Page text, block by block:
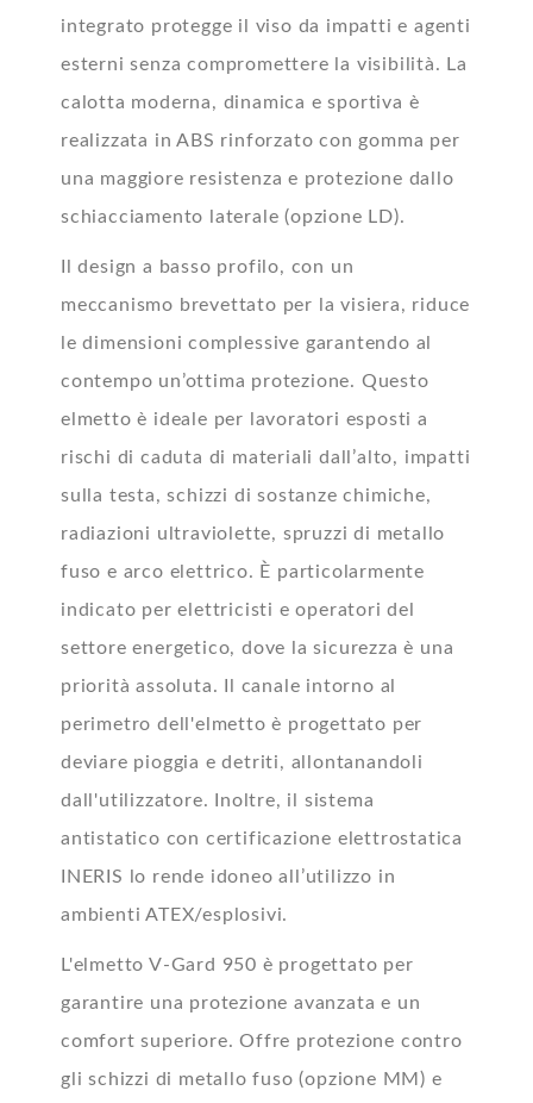
integrato protegge il viso da impatti e agenti
esterni senza compromettere la visibilità. La
calotta moderna, dinamica e sportiva è
realizzata in ABS rinforzato con gomma per
una maggiore resistenza e protezione dallo
schiacciamento laterale (opzione LD).
Il design a basso profilo, con un
meccanismo brevettato per la visiera, riduce
le dimensioni complessive garantendo al
contempo un’ottima protezione. Questo
elmetto è ideale per lavoratori esposti a
rischi di caduta di materiali dall’alto, impatti
sulla testa, schizzi di sostanze chimiche,
radiazioni ultraviolette, spruzzi di metallo
fuso e arco elettrico. È particolarmente
indicato per elettricisti e operatori del
settore energetico, dove la sicurezza è una
priorità assoluta. Il canale intorno al
perimetro dell'elmetto è progettato per
deviare pioggia e detriti, allontanandoli
dall'utilizzatore. Inoltre, il sistema
antistatico con certificazione elettrostatica
INERIS lo rende idoneo all’utilizzo in
ambienti ATEX/esplosivi.
L'elmetto V-Gard 950 è progettato per
garantire una protezione avanzata e un
comfort superiore. Offre protezione contro
gli schizzi di metallo fuso (opzione MM) e